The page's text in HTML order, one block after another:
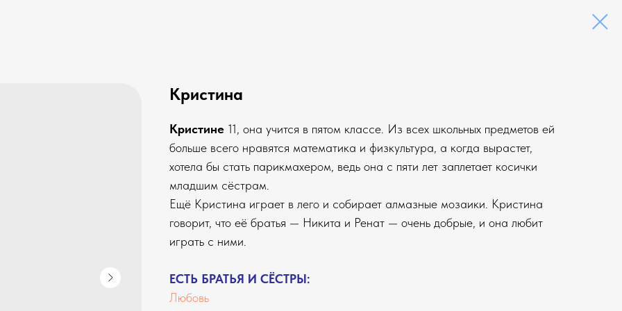
Кристина
Кристине 11, она учится в пятом классе. Из всех школьных предметов ей
больше всего нравятся математика и физкультура, а когда вырастет,
хотела бы стать парикмахером, ведь она с пяти лет заплетает косички
младшим сёстрам.
Ещё Кристина играет в лего и собирает алмазные мозаики. Кристина
говорит, что её братья — Никита и Ренат — очень добрые, и она любит
играть с ними.
ЕСТЬ БРАТЬЯ И СЁСТРЫ:
Любовь